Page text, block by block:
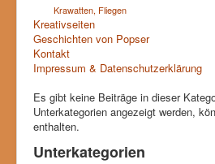
Krawatten, Fliegen
Kreativseiten
Geschichten von Popser
Kontakt
Impressum & Datenschutzerklärung
Es gibt keine Beiträge in dieser
Unterkategorien angezeigt werden,
enthalten.
Unterkategorien